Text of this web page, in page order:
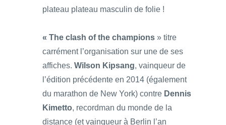
plateau plateau masculin de folie !
« The clash of the champions » titre
carrément l’organisation sur une de ses
affiches. Wilson Kipsang, vainqueur de
l’édition précédente en 2014 (également
du marathon de New York) contre Dennis
Kimetto, recordman du monde de la
distance (et vainqueur à Berlin l’an